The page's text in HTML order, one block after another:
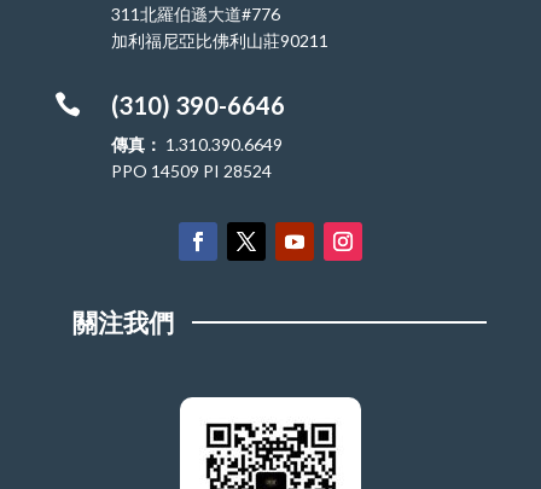
311北羅伯遜大道#776
加利福尼亞比佛利山莊90211
 (310) 390-6646
傳真： 1.310.390.6649
PPO 14509 PI 28524
關注我們